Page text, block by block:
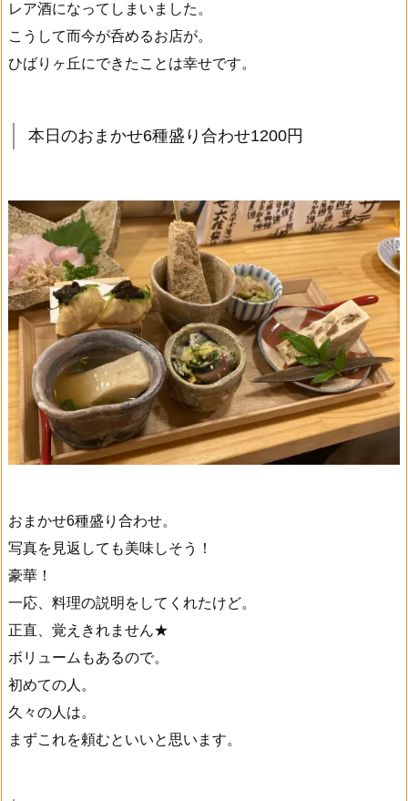
レア酒になってしまいました。
こうして而今が呑めるお店が。
ひばりヶ丘にできたことは幸せです。
本日のおまかせ6種盛り合わせ1200円
おまかせ6種盛り合わせ。
写真を見返しても美味しそう！
豪華！
一応、料理の説明をしてくれたけど。
正直、覚えきれません★
ボリュームもあるので。
初めての人。
久々の人は。
まずこれを頼むといいと思います。